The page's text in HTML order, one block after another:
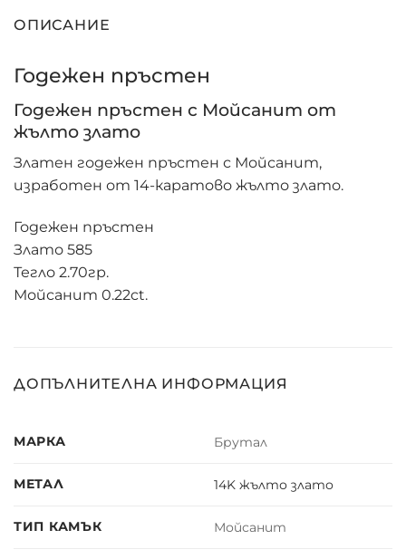
ОПИСАНИЕ
Годежен пръстен
Годежен пръстен с Мойсанит от
жълто злато
Златен годежен пръстен с Мойсанит,
изработен от 14-каратово жълто злато.
Годежен пръстен
Злато 585
Тегло 2.70гр.
Мойсанит 0.22ct.
ДОПЪЛНИТЕЛНА ИНФОРМАЦИЯ
МАРКА Брутал
МЕТАЛ 14K жълто злато
ТИП КАМЪК Мойсанит